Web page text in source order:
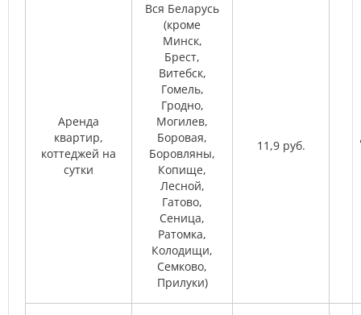
Аренда
квартир,
коттеджей на
сутки
Вся Беларусь
(кроме
Минск,
Брест,
Витебск,
Гомель,
Гродно,
Могилев,
Боровая,
Боровляны,
Копище,
Лесной,
Гатово,
Сеница,
Ратомка,
Колодищи,
Семково,
Прилуки)
11,9 руб.